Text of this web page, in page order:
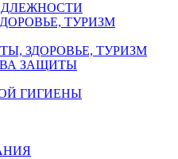
ТУРИЗМ
ЗДОРОВЬЕ, ТУРИЗМ
ЗАЩИТЫ
ГИГИЕНЫ